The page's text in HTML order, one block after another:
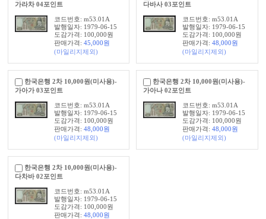
가라차 04포인트
코드번호: m53.01A
발행일자: 1979-06-15
도감가격: 100,000원
판매가격: 45,000원
(마일리지제외)
다바사 03포인트
코드번호: m53.01A
발행일자: 1979-06-15
도감가격: 100,000원
판매가격: 48,000원
(마일리지제외)
한국은행 2차 10,000원(미사용)-
가아가 03포인트
코드번호: m53.01A
발행일자: 1979-06-15
도감가격: 100,000원
판매가격: 48,000원
(마일리지제외)
한국은행 2차 10,000원(미사용)-
가아나 02포인트
코드번호: m53.01A
발행일자: 1979-06-15
도감가격: 100,000원
판매가격: 48,000원
(마일리지제외)
한국은행 2차 10,000원(미사용)-
다차바 02포인트
코드번호: m53.01A
발행일자: 1979-06-15
도감가격: 100,000원
판매가격: 48,000원